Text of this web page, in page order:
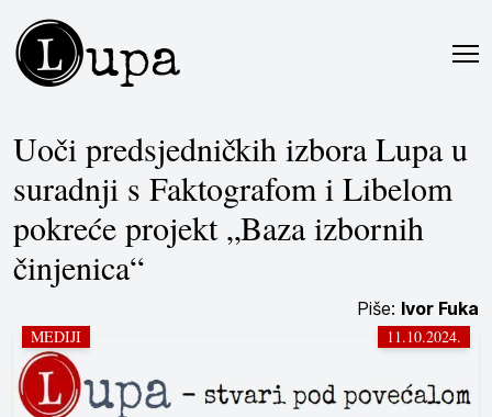
Lupa
Uoči predsjedničkih izbora Lupa u
suradnji s Faktografom i Libelom
pokreće projekt „Baza izbornih
činjenica“
Piše: Ivor Fuka
MEDIJI 11.10.2024.